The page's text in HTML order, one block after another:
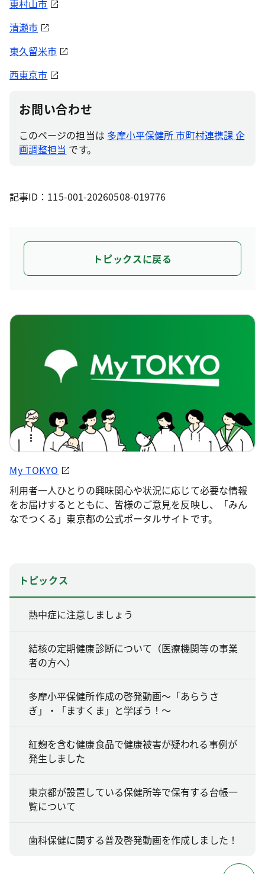
東村山市
清瀬市
東久留米市
西東京市
お問い合わせ
このページの担当は 多摩小平保健所 市町村連携課 企
画調整担当 です。
記事ID：115-001-20260508-019776
トピックスに戻る
My TOKYO
利用者一人ひとりの興味関心や状況に応じて必要な情報
をお届けするとともに、皆様のご意見を反映し、「みん
なでつくる」東京都の公式ポータルサイトです。
トピックス
熱中症に注意しましょう
結核の定期健康診断について（医療機関等の事業
者の方へ）
多摩小平保健所作成の啓発動画～「あらうさ
ぎ」・「ますくま」と学ぼう！～
紅麹を含む健康食品で健康被害が疑われる事例が
発生しました
東京都が設置している保健所等で保有する台帳一
覧について
歯科保健に関する普及啓発動画を作成しました！